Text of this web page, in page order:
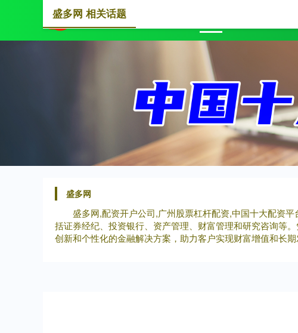
盛多网
盛多网,配资开户公司,广州股票杠杆配资,中国十大配资
括证券经纪、投资银行、资产管理、财富管理和研究咨询等
创新和个性化的金融解决方案，助力客户实现财富增值和长
盛多网 相关话题